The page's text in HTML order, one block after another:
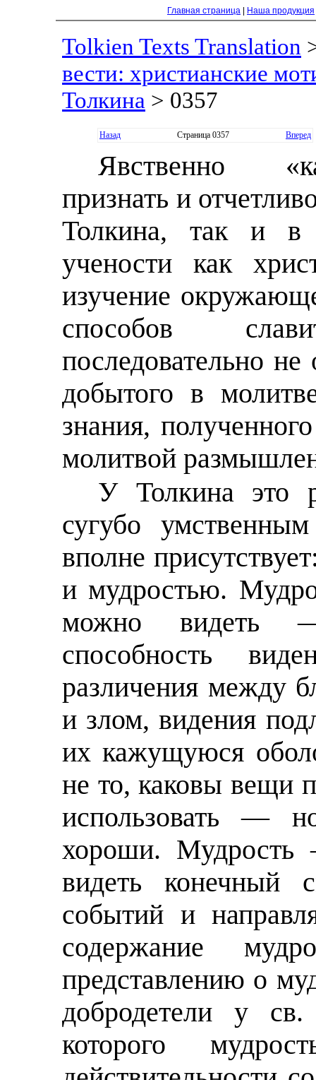
Главная страница Наша продукция
Tolkien Texts Translation
вести: христианские
Толкина > 0357
Назад Страница 0357 Вперед
Явственно
признать и
Толкина, так и в
учености как
изучение
способов
последовательно не
добытого в
знания,
молитвой
У Толкина это
сугубо
вполне
и мудростью.
можно видеть
способность
различения между
и злом, видения
их кажущуюся
не то, каковы вещи
использовать —
хороши. Мудрость
видеть
событий и
содержание
представлению о
добродетели у
которого